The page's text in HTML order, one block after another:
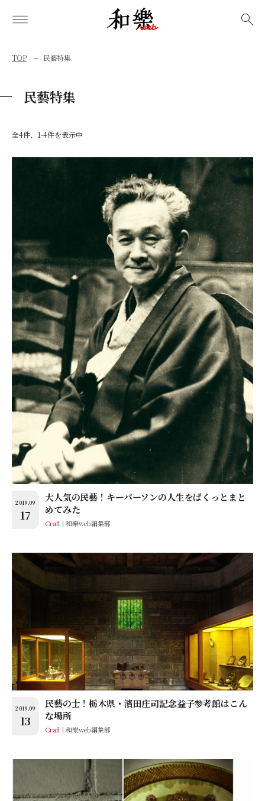
TOP 民藝特集
民藝特集
全4件、1-4件を表示中
2019.09
17
大人気の民藝！キーパーソンの人生をばくっとまと
めてみた
Craft 和樂web編集部
2019.09
13
民藝の士！栃木県・濱田庄司記念益子参考館はこん
な場所
Craft 和樂web編集部